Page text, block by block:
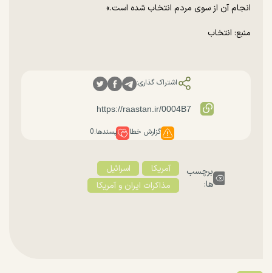
انجام آن از سوی مردم انتخاب شده است.»
منبع: انتخاب
اشتراک گذاری:
گزارش خطا پسندها:0
برچسب
ها:
آمریکا
اسرائیل
مذاکرات ایران و آمریکا